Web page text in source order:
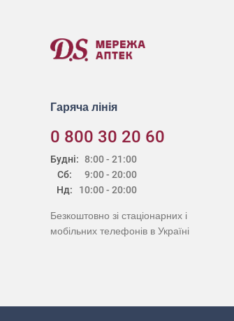
Гаряча лінія
0 800 30 20 60
Будні:
Сб:
Нд:
8:00 - 21:00
9:00 - 20:00
10:00 - 20:00
Безкоштовно зі стаціонарних і
мобільних телефонів в Україні